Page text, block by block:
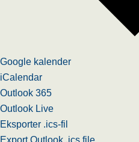
Google kalender
iCalendar
Outlook 365
Outlook Live
Eksporter .ics-fil
Export Outlook .ics file